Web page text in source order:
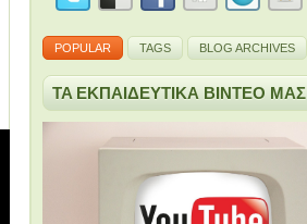
POPULAR TAGS BLOG ARCHIVES
TA ΕΚΠΑΙΔΕΥΤΙΚΑ ΒΙΝΤΕΟ MAΣ